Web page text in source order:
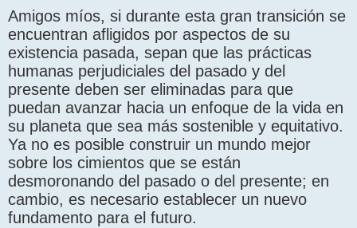
Amigos míos, si durante esta gran transición se
encuentran afligidos por aspectos de su
existencia pasada, sepan que las prácticas
humanas perjudiciales del pasado y del
presente deben ser eliminadas para que
puedan avanzar hacia un enfoque de la vida en
su planeta que sea más sostenible y equitativo.
Ya no es posible construir un mundo mejor
sobre los cimientos que se están
desmoronando del pasado o del presente; en
cambio, es necesario establecer un nuevo
fundamento para el futuro.